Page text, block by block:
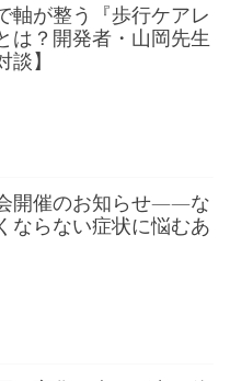
軸が整う『歩行ケアレ
は？開発者・山岡先生
談】
開催のお知らせ——な
ならない症状に悩むあ